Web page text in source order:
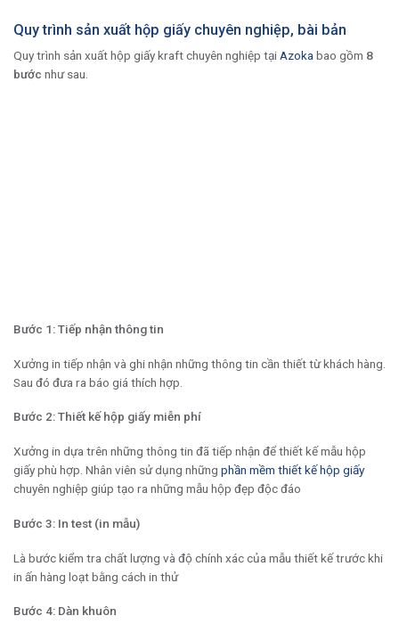
Quy trình sản xuất hộp giấy chuyên nghiệp, bài bản
Quy trình sản xuất hộp giấy kraft chuyên nghiệp tạiAzokabao gồm 8
bước như sau.
Bước 1: Tiếp nhận thông tin
Xưởng in tiếp nhận và ghi nhận những thông tin cần thiết từ khách hàng.
Sau đó đưa ra báo giá thích hợp.
Bước 2: Thiết kế hộp giấy miễn phí
Xưởng in dựa trên những thông tin đã tiếp nhận để thiết kế mẫu hộp
giấy phù hợp. Nhân viên sử dụng những phần mềm thiết kế hộp giấy
chuyên nghiệp giúp tạo ra những mẫu hộp đẹp độc đáo
Bước 3: In test (in mẫu)
Là bước kiểm tra chất lượng và độ chính xác của mẫu thiết kế trước khi
in ấn hàng loạt bằng cách in thử
Bước 4: Dàn khuôn